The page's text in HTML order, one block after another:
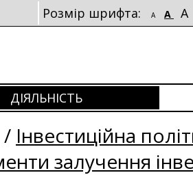
Розмір шрифта: A A A
ДІЯЛЬНІСТЬ
/ Інвестиційна
залучення